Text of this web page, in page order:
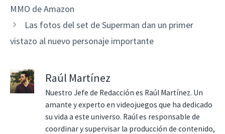
MMO de Amazon
Las fotos del set de Superman dan un primer
vistazo al nuevo personaje importante
Raúl Martínez
Nuestro Jefe de Redacción es Raúl Martínez. Un
amante y experto en videojuegos que ha dedicado
su vida a este universo. Raúl es responsable de
coordinar y supervisar la producción de contenido,